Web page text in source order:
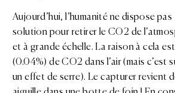
Aujourd’hui, l’humanité ne dispose
solution pour retirer le CO2 de
et à grande échelle. La raison à cela
(0.04%) de CO2 dans l’air (mais c’est
un effet de serre). Le capturer revient